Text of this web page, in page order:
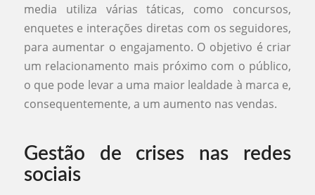
media utiliza várias táticas, como concursos,
enquetes e interações diretas com os seguidores,
para aumentar o engajamento. O objetivo é criar
um relacionamento mais próximo com o público,
o que pode levar a uma maior lealdade à marca e,
consequentemente, a um aumento nas vendas.
Gestão de crises nas redes
sociais